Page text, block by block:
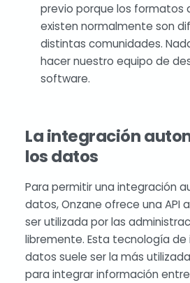
previo porque los formatos
existen normalmente son
distintas comunidades.
hacer nuestro equipo de
software.
La integración
los datos
Para permitir una integración
datos, Onzane ofrece una API
ser utilizada por las
libremente. Esta tecnología
datos suele ser la más
para integrar información